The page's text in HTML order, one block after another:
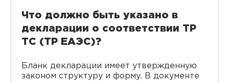
Что должно быть указано в
декларации о соответствии ТР
ТС (ТР ЕАЭС)?
Бланк декларации имеет утвержденную
законом структуру и форму. В документе